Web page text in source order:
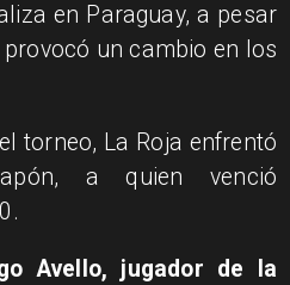
en Paraguay, a pesar
un cambio en los
torneo, La Roja enfrentó
a quien venció
Avello, jugador de la